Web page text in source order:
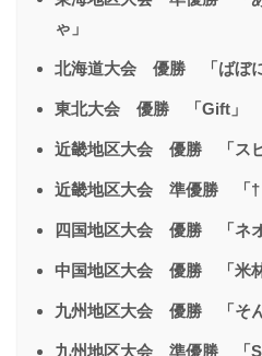
ゃ」
北海道大会 優勝 「ばぼに
東北大会 優勝 「Gift」
近畿地区大会 優勝 「スピ
近畿地区大会 準優勝 「†
四国地区大会 優勝 「ネオ
中国地区大会 優勝 「米林
九州地区大会 優勝 「そん
九州地区大会 準優勝 「